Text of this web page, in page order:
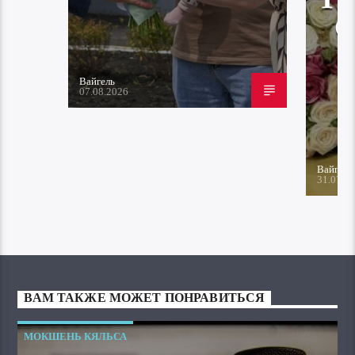
Вайгель
07.08.2026
Вайгель
ВАМ ТАКЖЕ МОЖЕТ ПОНРАВИТЬСЯ
МОКШЕНЬ КЯЛЬСА